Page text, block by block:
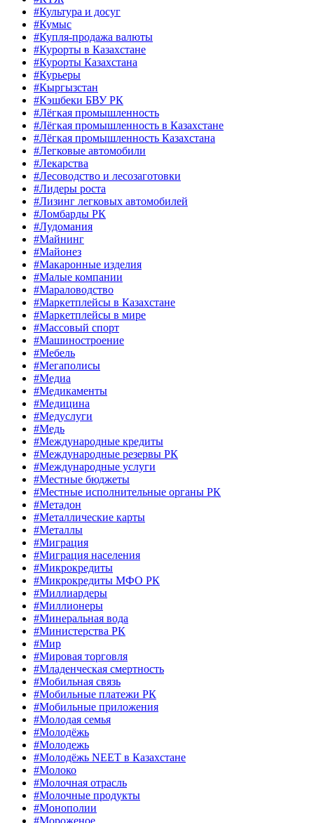
#Культура и досуг
#Кумыс
#Купля-продажа валюты
#Курорты в Казахстане
#Курорты Казахстана
#Курьеры
#Кыргызстан
#Кэшбеки БВУ РК
#Лёгкая промышленность
#Лёгкая промышленность в Казахстане
#Лёгкая промышленность Казахстана
#Легковые автомобили
#Лекарства
#Лесоводство и лесозаготовки
#Лидеры роста
#Лизинг легковых автомобилей
#Ломбарды РК
#Лудомания
#Майнинг
#Майонез
#Макаронные изделия
#Малые компании
#Мараловодство
#Маркетплейсы в Казахстане
#Маркетплейсы в мире
#Массовый спорт
#Машиностроение
#Мебель
#Мегаполисы
#Медиа
#Медикаменты
#Медицина
#Медуслуги
#Медь
#Международные кредиты
#Международные резервы РК
#Международные услуги
#Местные бюджеты
#Местные исполнительные органы РК
#Метадон
#Металлические карты
#Металлы
#Миграция
#Миграция населения
#Микрокредиты
#Микрокредиты МФО РК
#Миллиардеры
#Миллионеры
#Минеральная вода
#Министерства РК
#Мир
#Мировая торговля
#Младенческая смертность
#Мобильная связь
#Мобильные платежи РК
#Мобильные приложения
#Молодая семья
#Молодёжь
#Молодежь
#Молодёжь NEET в Казахстане
#Молоко
#Молочная отрасль
#Молочные продукты
#Монополии